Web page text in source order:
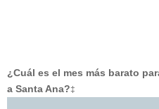
¿Cuál es el mes más barato
a Santa Ana?‡